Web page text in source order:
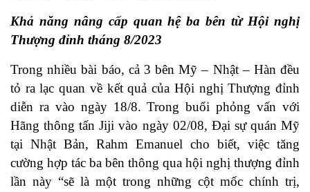
Khả năng nâng cấp quan hệ ba bên từ Hội nghị
Thượng đỉnh tháng 8/2023
Trong nhiều bài báo, cả 3 bên Mỹ – Nhật – Hàn đều
tỏ ra lạc quan về kết quả của Hội nghị Thượng đỉnh
diễn ra vào ngày 18/8. Trong buổi phỏng vấn với
Hãng thông tấn Jiji vào ngày 02/08, Đại sự quán Mỹ
tại Nhật Bản, Rahm Emanuel cho biết, việc tăng
cường hợp tác ba bên thông qua hội nghị thượng đỉnh
lần này “sẽ là một trong những cột mốc chính trị,